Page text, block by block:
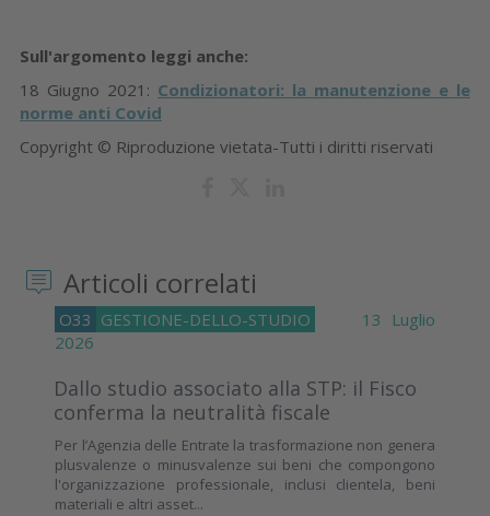
Sull'argomento leggi anche:
18 Giugno 2021: Condizionatori: la manutenzione e le
norme anti Covid
Copyright © Riproduzione vietata-Tutti i diritti riservati
Articoli correlati
O33 GESTIONE-DELLO-STUDIO
13 Luglio
2026
Dallo studio associato alla STP: il Fisco
conferma la neutralità fiscale
Per l’Agenzia delle Entrate la trasformazione non genera
plusvalenze o minusvalenze sui beni che compongono
l'organizzazione professionale, inclusi clientela, beni
materiali e altri asset...